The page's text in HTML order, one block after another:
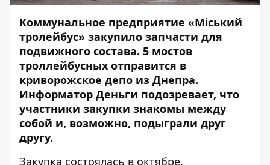
Коммунальное предприятие «Міський
тролейбус» закупило запчасти для
подвижного состава. 5 мостов
троллейбусных отправится в
криворожское депо из Днепра.
Информатор Деньги подозревает, что
участники закупки знакомы между
собой и, возможно, подыграли друг
другу.
Закупка состоялась в октябре.